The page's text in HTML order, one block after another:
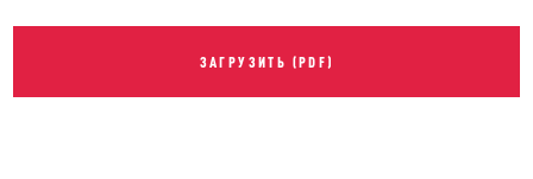
ЗАГРУЗИТЬ (PDF)